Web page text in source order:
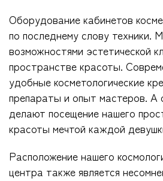
Оборудование кабинетов
по последнему слову техники.
возможностями эстетической
пространстве красоты.
удобные косметологические
препараты и опыт мастеров. А
делают посещение нашего
красоты мечтой каждой
Расположение нашего
центра также является